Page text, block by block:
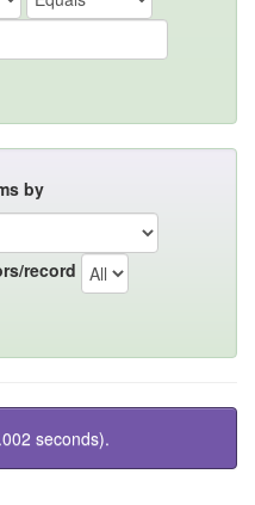
by
record
seconds).